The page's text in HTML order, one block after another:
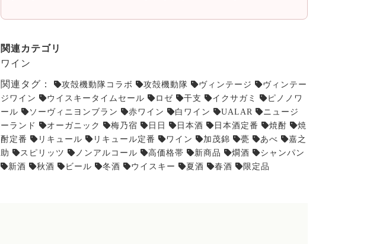
関連カテゴリ
ワイン
関連タグ： 攻殻機動隊コラボ 攻殻機動隊 ヴィンテージ
ヴィンテー
ジワイン
ウイスキータイムセール ロゼ 干支 イクサガミ
ピノノワ
ール
ソーヴィニヨンブラン 赤ワイン 白ワイン UALAR
ニュージ
ーランド
オーガニック 梅乃宿 日日 日本酒 日本酒定番 焼酎
焼
酎定番
リキュール リキュール定番 ワイン 加茂錦 甍 あべ
嘉之
助
スピリッツ ノンアルコール 高価格帯 新商品 燗酒
シャンパン
新酒
秋酒 ビール 冬酒 ウイスキー 夏酒 春酒 限定品